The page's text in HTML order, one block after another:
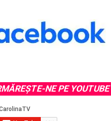
NE PE YOUTUBE